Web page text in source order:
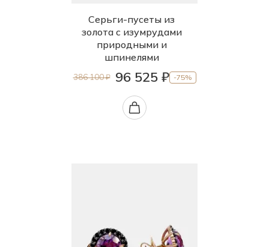
Серьги-пусеты из
золота с изумрудами
природными и
шпинелями
386 100 ₽ 96 525 ₽ -75%